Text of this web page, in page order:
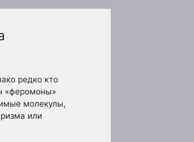
редко кто
«феромоны»
молекулы,
или